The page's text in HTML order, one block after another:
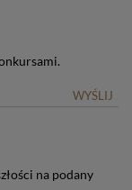
WYŚLIJ
na podany